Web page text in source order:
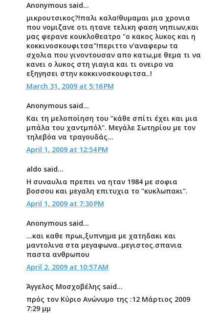
Anonymous said...
μικρουτσικος?!παλι καλα!θυμαμαι μια χρονια
που νομιζανε οτι ητανε τελικη φαση νηπιων,και
μας φερανε κουκλοθεατρο "ο κακος λυκος και η
κοκκινοσκουφιτσα"!περιττο ν'αναφερω τα
σχολια που γινοντουσαν απο κατω,με θεμα τι να
κανει ο λυκος στη γιαγια και τι ονειρο να
εξηγησει στην κοκκινοσκουφιτσα..!
March 31, 2009 at 5:16 PM
Anonymous said...
Και τη μελοποίηση του "κάθε σπίτι έχει και μια
μπάλα του χαντμπόλ". Μεγάλε Σωτηρίου με τον
τηλεβόα να τραγουδάς...
April 1, 2009 at 12:54 PM
aldo said...
Η συναυλια πρεπει να ηταν 1984 με σοφια
βοσσου και μεγαλη επιτυχια το "κυκλωπακι".
April 1, 2009 at 7:30 PM
Anonymous said...
...και καθε πρωι,ξυπνημα με χατηδακι και
μαντολινα στα μεγαφωνα..μεγιστος.σπανια
παστα ανθρωπου
April 2, 2009 at 10:57 AM
Άγγελος Μοσχοβέλης said...
πρός τον Κύριο Ανώνυμο της :12 Μάρτιος 2009
7:29 μμ